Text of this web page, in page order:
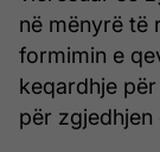
në mënyrë të
formimin e
keqardhje
për